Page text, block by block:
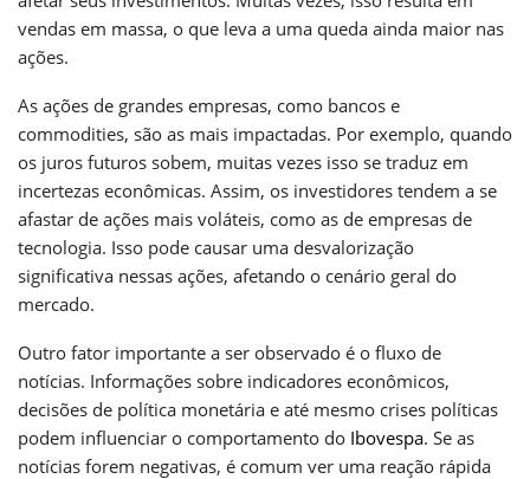
vendas em massa, o que leva a uma queda ainda maior nas
ações.
As ações de grandes empresas, como bancos e
commodities, são as mais impactadas. Por exemplo, quando
os juros futuros sobem, muitas vezes isso se traduz em
incertezas econômicas. Assim, os investidores tendem a se
afastar de ações mais voláteis, como as de empresas de
tecnologia. Isso pode causar uma desvalorização
significativa nessas ações, afetando o cenário geral do
mercado.
Outro fator importante a ser observado é o fluxo de
notícias. Informações sobre indicadores econômicos,
decisões de política monetária e até mesmo crises políticas
podem influenciar o comportamento do Ibovespa. Se as
notícias forem negativas, é comum ver uma reação rápida